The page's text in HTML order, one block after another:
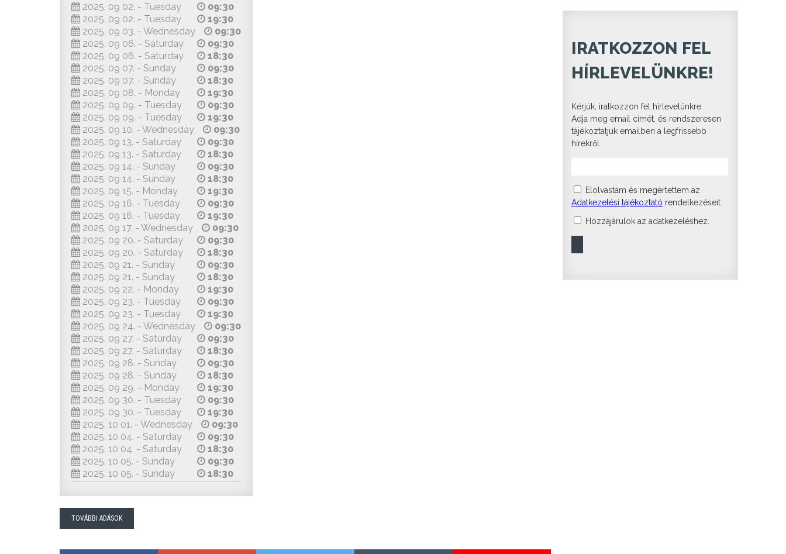
2025. 09 02. - Tuesday
09:30
2025. 09 02. - Tuesday
19:30
2025. 09 03. - Wednesday
09:30
2025. 09 06. - Saturday
09:30
2025. 09 06. - Saturday
18:30
2025. 09 07. - Sunday
09:30
2025. 09 07. - Sunday
18:30
2025. 09 08. - Monday
19:30
2025. 09 09. - Tuesday
09:30
2025. 09 09. - Tuesday
19:30
2025. 09 10. - Wednesday
09:30
2025. 09 13. - Saturday
09:30
2025. 09 13. - Saturday
18:30
2025. 09 14. - Sunday
09:30
2025. 09 14. - Sunday
18:30
2025. 09 15. - Monday
19:30
2025. 09 16. - Tuesday
09:30
2025. 09 16. - Tuesday
19:30
2025. 09 17. - Wednesday
09:30
2025. 09 20. - Saturday
09:30
2025. 09 20. - Saturday
18:30
2025. 09 21. - Sunday
09:30
2025. 09 21. - Sunday
18:30
2025. 09 22. - Monday
19:30
2025. 09 23. - Tuesday
09:30
2025. 09 23. - Tuesday
19:30
2025. 09 24. - Wednesday
09:30
2025. 09 27. - Saturday
09:30
2025. 09 27. - Saturday
18:30
2025. 09 28. - Sunday
09:30
2025. 09 28. - Sunday
18:30
2025. 09 29. - Monday
19:30
2025. 09 30. - Tuesday
09:30
2025. 09 30. - Tuesday
19:30
2025. 10 01. - Wednesday
09:30
2025. 10 04. - Saturday
09:30
2025. 10 04. - Saturday
18:30
2025. 10 05. - Sunday
09:30
2025. 10 05. - Sunday
18:30
TOVÁBBI ADÁSOK
IRATKOZZON FEL
HÍRLEVELÜNKRE!
Kérjük, iratkozzon fel hírlevelünkre.
Adja meg email címét, és rendszeresen
tájékoztatjuk emailben a legfrissebb
hírekről.
Elolvastam és megértettem az
Adatkezelési tájékoztató rendelkezéseit.
Hozzájárulok az adatkezeléshez.